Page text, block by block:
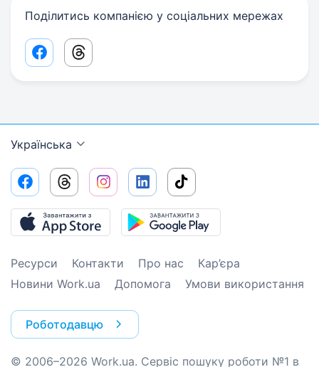
Поділитись компанією у соціальних мережах
Facebook share link
Threads share link
Українська
Ресурси Контакти Про нас
Кар’єра
Новини Work.ua
Допомога Умови використання
Роботодавцю
© 2006–2026 Work.ua. Сервіс пошуку роботи №1 в